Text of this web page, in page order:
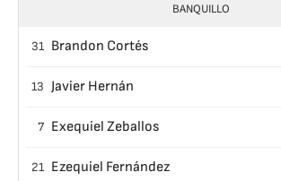
BANQUILLO
31 Brandon Cortés
13 Javier Hernán
7 Exequiel Zeballos
21 Ezequiel Fernández